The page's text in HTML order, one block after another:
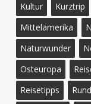
Kultur
Kurztrip
Mittelamerika
Naturwunder
Osteuropa
Reisetipps